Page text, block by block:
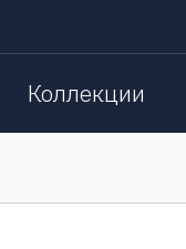
Коллекции